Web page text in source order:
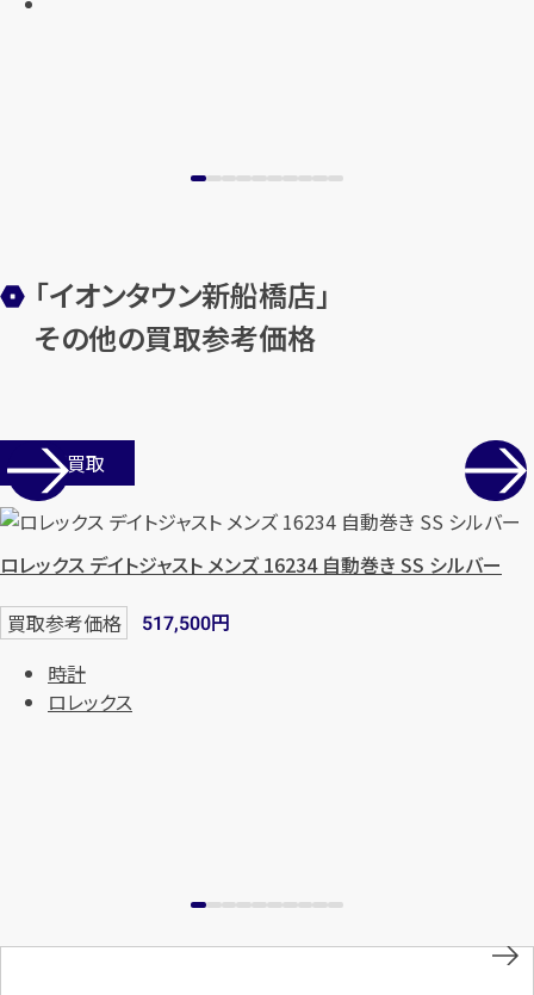
「イオンタウン新船橋店」
その他の買取参考価格
店舗買取
ロレックス デイトジャスト メンズ 16234 自動巻き SS シルバー
買取参考価格 517,500円
時計
ロレックス